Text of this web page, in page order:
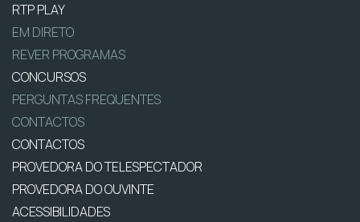
RTP PLAY
EM DIRETO
REVER PROGRAMAS
CONCURSOS
PERGUNTAS FREQUENTES
CONTACTOS
CONTACTOS
PROVEDORA DO TELESPECTADOR
PROVEDORA DO OUVINTE
ACESSIBILIDADES